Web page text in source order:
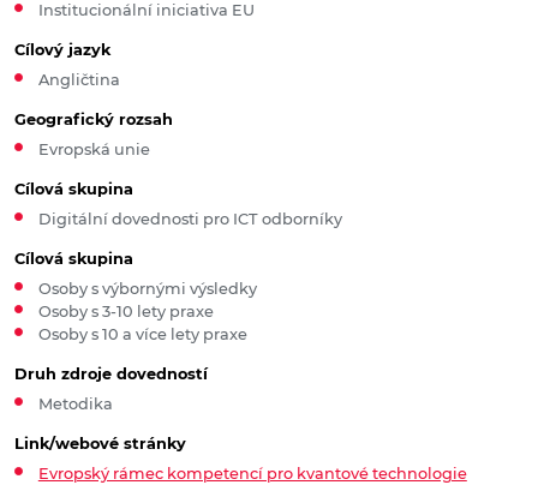
Institucionální iniciativa EU
Cílový jazyk
Angličtina
Geografický rozsah
Evropská unie
Cílová skupina
Digitální dovednosti pro ICT odborníky
Cílová skupina
Osoby s výbornými výsledky
Osoby s 3-10 lety praxe
Osoby s 10 a více lety praxe
Druh zdroje dovedností
Metodika
Link/webové stránky
Evropský rámec kompetencí pro kvantové technologie